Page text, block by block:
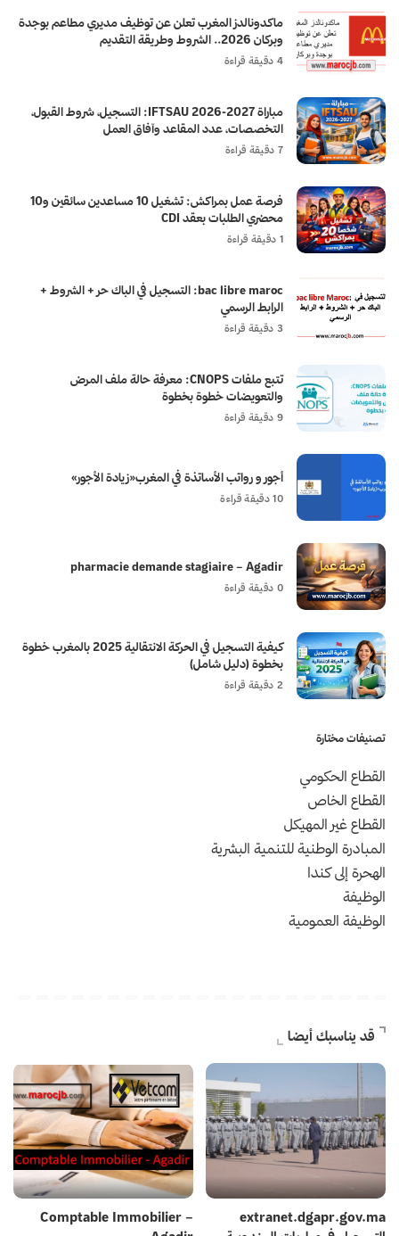
ماكدونالدز المغرب تعلن عن توظيف مديري مطاعم بوجدة
وبركان 2026.. الشروط وطريقة التقديم
4 دقيقة قراءة
مباراة IFTSAU 2026-2027: التسجيل، شروط القبول،
التخصصات، عدد المقاعد وآفاق العمل
7 دقيقة قراءة
فرصة عمل بمراكش: تشغيل 10 مساعدين سائقين و10
محضري الطلبات بعقد CDI
1 دقيقة قراءة
bac libre maroc: التسجيل في الباك حر + الشروط +
الرابط الرسمي
3 دقيقة قراءة
تتبع ملفات CNOPS: معرفة حالة ملف المرض
والتعويضات خطوة بخطوة
9 دقيقة قراءة
أجور و رواتب الأساتذة في المغرب«زيادة الأجور»
10 دقيقة قراءة
pharmacie demande stagiaire – Agadir
0 دقيقة قراءة
كيفية التسجيل في الحركة الانتقالية 2025 بالمغرب خطوة
بخطوة (دليل شامل)
2 دقيقة قراءة
تصنيفات مختارة
القطاع الحكومي
القطاع الخاص
القطاع غير المهيكل
المبادرة الوطنية للتنمية البشرية
الهحرة إلى كندا
الوظيفة
الوظيفة العمومية
قد يناسبك أيضا
extranet.dgapr.gov.ma
Comptable Immobilier –